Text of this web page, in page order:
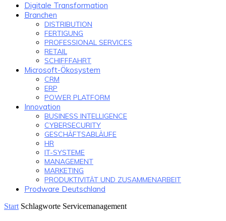
Digitale Transformation
Branchen
DISTRIBUTION
FERTIGUNG
PROFESSIONAL SERVICES
RETAIL
SCHIFFFAHRT
Microsoft-Ökosystem
CRM
ERP
POWER PLATFORM
Innovation
BUSINESS INTELLIGENCE
CYBERSECURITY
GESCHÄFTSABLÄUFE
HR
IT-SYSTEME
MANAGEMENT
MARKETING
PRODUKTIVITÄT UND ZUSAMMENARBEIT
Prodware Deutschland
Start Schlagworte Servicemanagement